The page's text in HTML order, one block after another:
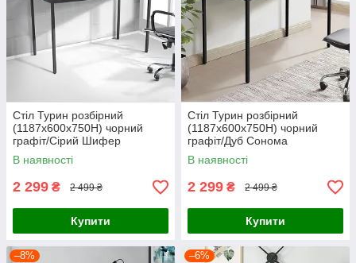
Стіл Турин розбірний
(1187х600х750H) чорний
графіт/Сірий Шифер
В наявності
2 299 ₴ 2 499 ₴
Купити
Стіл Турин розбірний
(1187х600х750H) чорний
графіт/Дуб Сонома
В наявності
2 299 ₴ 2 499 ₴
Купити
–8% –6%